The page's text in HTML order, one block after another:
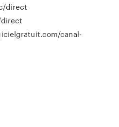
direct
canal-